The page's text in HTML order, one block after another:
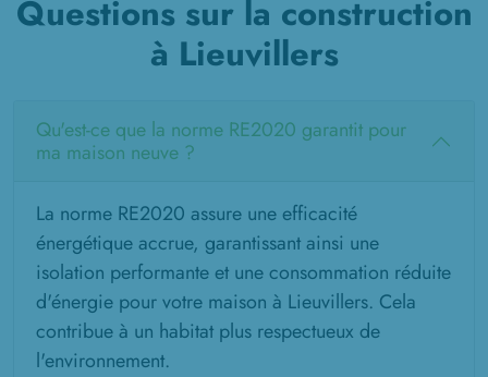
Questions sur la construction
à Lieuvillers
Qu'est-ce que la norme RE2020 garantit pour
ma maison neuve ?
La norme RE2020 assure une efficacité
énergétique accrue, garantissant ainsi une
isolation performante et une consommation réduite
d'énergie pour votre maison à Lieuvillers. Cela
contribue à un habitat plus respectueux de
l'environnement.